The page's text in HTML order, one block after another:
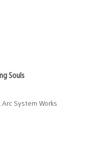
Souls
System Works